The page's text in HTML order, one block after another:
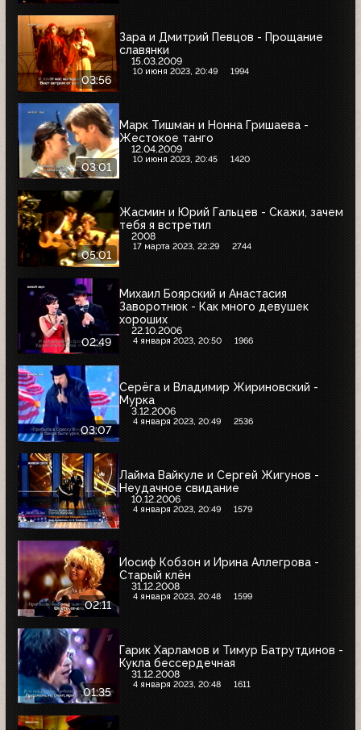
03:56
Зара и Дмитрий Певцов - Прощание
славянки
15.03.2009
10 июня 2023, 20:49 1994
03:01
Марк Тишман и Нонна Гришаева -
Жестокое танго
12.04.2009
10 июня 2023, 20:45 1420
05:01
Жасмин и Юрий Гальцев - Скажи, зачем
тебя я встретил
2008
17 марта 2023, 22:29 2744
02:49
Михаил Боярский и Анастасия
Заворотнюк - Как много девушек
хороших
22.10.2006
4 января 2023, 20:50 1966
03:07
Серёга и Владимир Жириновский -
Мурка
3.12.2006
4 января 2023, 20:49 2536
Лайма Вайкуле и Сергей Жигунов -
Неудачное свидание
10.12.2006
4 января 2023, 20:49 1579
02:11
Иосиф Кобзон и Ирина Аллегрова -
Старый клён
31.12.2008
4 января 2023, 20:48 1599
01:35
Гарик Харламов и Тимур Батрутдинов -
Кукла бессердечная
31.12.2008
4 января 2023, 20:48 1611